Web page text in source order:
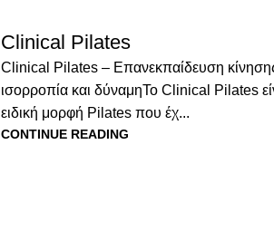
Clinical Pilates
Clinical Pilates – Επανεκπαίδευση
ισορροπία και δύναμηΤο Clinical Pilates
ειδική μορφή Pilates που έχ...
CONTINUE READING